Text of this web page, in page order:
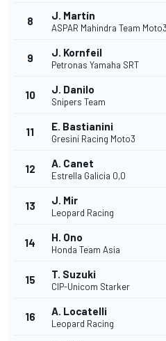
8 J. Martín
ASPAR Mahindra Team Moto3
9 J. Kornfeil
Petronas Yamaha SRT
10 J. Danilo
Snipers Team
11 E. Bastianini
Gresini Racing Moto3
12 A. Canet
Estrella Galicia 0,0
13 J. Mir
Leopard Racing
14 H. Ono
Honda Team Asia
15 T. Suzuki
CIP-Unicom Starker
16 A. Locatelli
Leopard Racing